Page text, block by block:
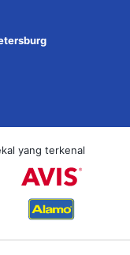
yang terkenal